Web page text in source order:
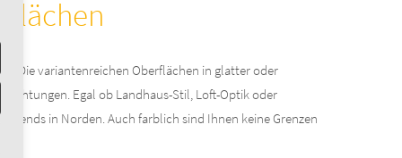
Die variantenreichen Oberflächen in glatter oder
Egal ob Landhaus-Stil, Loft-Optik oder
in Norden. Auch farblich sind Ihnen keine Grenzen